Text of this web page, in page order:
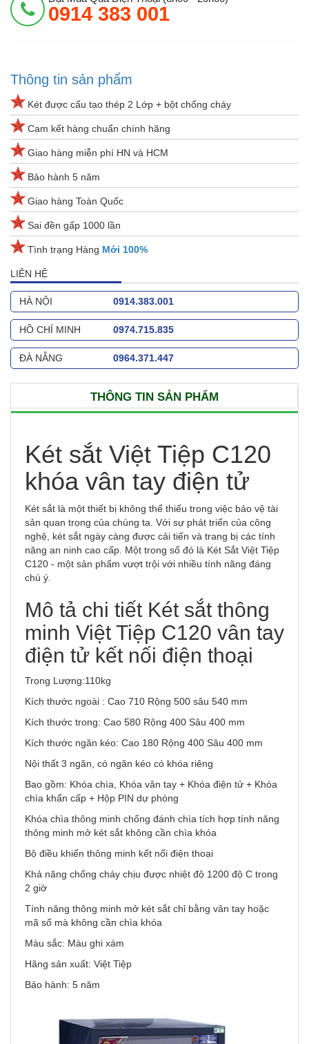
0914 383 001
Thông tin sản phẩm
Két được cấu tạo thép 2 Lớp + bột chống cháy
Cam kết hàng chuẩn chính hãng
Giao hàng miễn phí HN và HCM
Bảo hành 5 năm
Giao hàng Toàn Quốc
Sai đền gấp 1000 lần
Tình trạng Hàng Mới 100%
LIÊN HỆ
HÀ NỘI 0914.383.001
HỒ CHÍ MINH 0974.715.835
ĐÀ NẴNG 0964.371.447
THÔNG TIN SẢN PHẨM
Két sắt Việt Tiệp C120
khóa vân tay điện tử
Két sắt là một thiết bị không thể thiếu trong việc bảo vệ tài
sản quan trọng của chúng ta. Với sự phát triển của công
nghệ, két sắt ngày càng được cải tiến và trang bị các tính
năng an ninh cao cấp. Một trong số đó là Két Sắt Việt Tiệp
C120 - một sản phẩm vượt trội với nhiều tính năng đáng
chú ý.
Mô tả chi tiết Két sắt thông
minh Việt Tiệp C120 vân tay
điện tử kết nối điện thoại
Trọng Lượng:110kg
Kích thước ngoài : Cao 710 Rộng 500 sâu 540 mm
Kích thước trong: Cao 580 Rộng 400 Sâu 400 mm
Kích thước ngăn kéo: Cao 180 Rộng 400 Sâu 400 mm
Nội thất 3 ngăn, có ngăn kéo có khóa riêng
Bao gồm: Khóa chìa, Khóa vân tay + Khóa điện tử + Khóa
chìa khẩn cấp + Hộp PIN dự phòng
Khóa chìa thông minh chống đánh chìa tích hợp tính năng
thông minh mở két sắt không cần chìa khóa
Bộ điều khiển thông minh kết nối điện thoại
Khả năng chống cháy chịu được nhiệt độ 1200 độ C trong
2 giờ
Tính năng thông minh mở két sắt chỉ bằng vân tay hoặc
mã số mà không cần chìa khóa
Màu sắc: Màu ghi xám
Hãng sản xuất: Việt Tiệp
Bảo hành: 5 năm